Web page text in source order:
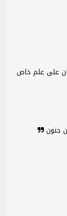
على علم خاص
جنون